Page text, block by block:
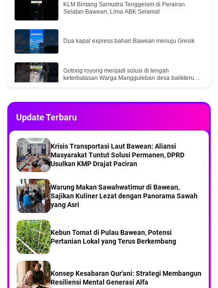
KLM Bintang Samudra Tenggelam di Perairan
Selatan Bawean, Lima ABK Selamat
Dua kapal express bahari Bawean menuju Gresik
Gotong royong menjadi solusi di tengah
keterbatasan Warga Mangguleban desa balikterus
Part 2Menyusuri Desa Kebontelukdalam Pulau
Bawean
Saat KMP DRAJAT dari pelabuhan Paciran Sampai
Part 7 Menyusuri Desa Balikterus Pulau Bawean
Part 6 Menyusuri Desa Balikterus Pulau Bawean
Pengasuh Ponpes Hasan Jufri Kiai Najahul Umam,
Turut Cari Ahmad Nizam Nelayan Bawean yang
Hilang
Update Terbaru
Krisis Transportasi Laut Bawean: Aliansi
‎Masyarakat Tuntut Solusi Permanen, DPRD
‎Usulkan KMP Drajat Paciran
Warung Makan Sawahwatimur di Bawean,
Sajikan Kuliner Lezat dengan Panorama Sawah
yang Asri
Kebun Tomat di Pulau Bawean, Potensi
Pertanian Lokal yang Terus Berkembang
Konsep Kesabaran Qur'ani: Strategi Membangun
Resiliensi Mental Generasi Alfa